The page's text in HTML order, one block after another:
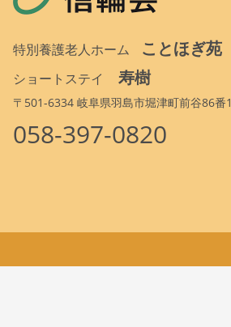
特別養護老人ホーム ことほぎ苑
ショートステイ 寿樹
〒501-6334 岐阜県羽島市堀津町前谷86番1
058-397-0820